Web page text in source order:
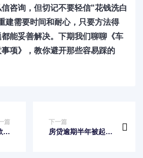
咨询，但切记不要轻信"花钱洗白
建需要时间和耐心，只要方法得
能妥善解决。下期我们聊聊《车
项》，教你避开那些容易踩的
篇
买
下一篇
房贷逾期半年被起诉